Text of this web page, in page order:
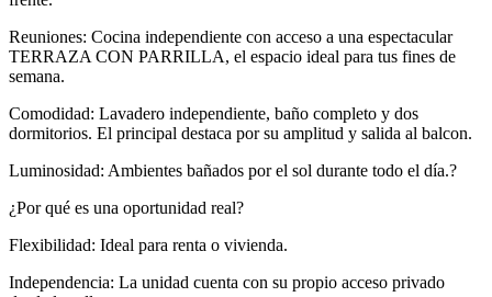
Reuniones: Cocina independiente con acceso a una espectacular
TERRAZA CON PARRILLA, el espacio ideal para tus fines de
semana.
Comodidad: Lavadero independiente, baño completo y dos
dormitorios. El principal destaca por su amplitud y salida al balcon.
Luminosidad: Ambientes bañados por el sol durante todo el día.?
¿Por qué es una oportunidad real?
Flexibilidad: Ideal para renta o vivienda.
Independencia: La unidad cuenta con su propio acceso privado